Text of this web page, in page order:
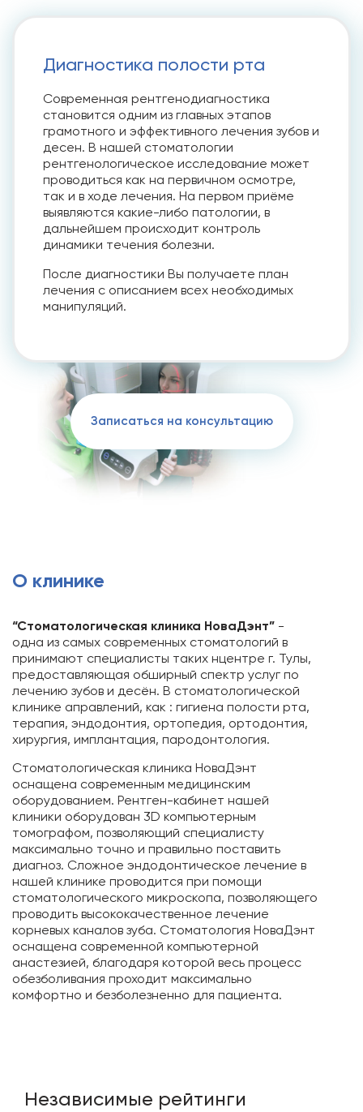
Диагностика полости рта
Современная рентгенодиагностика
становится одним из главных этапов
грамотного и эффективного лечения зубов и
десен. В нашей стоматологии
рентгенологическое исследование может
проводиться как на первичном осмотре,
так и в ходе лечения. На первом приёме
выявляются какие-либо патологии, в
дальнейшем происходит контроль
динамики течения болезни.
После диагностики Вы получаете план
лечения с описанием всех необходимых
манипуляций.
Записаться на консультацию
О клинике
“Cтоматологическая клиника НоваДэнт” -
одна из самых современных стоматологий в
принимают специалисты таких нцентре г. Тулы,
предоставляющая обширный спектр услуг по
лечению зубов и десён. В стоматологической
клинике аправлений, как : гигиена полости рта,
терапия, эндодонтия, ортопедия, ортодонтия,
хирургия, имплантация, пародонтология.
Стоматологическая клиника НоваДэнт
оснащена современным медицинским
оборудованием. Рентген-кабинет нашей
клиники оборудован 3D компьютерным
томографом, позволяющий специалисту
максимально точно и правильно поставить
диагноз. Сложное эндодонтическое лечение в
нашей клинике проводится при помощи
стоматологического микроскопа, позволяющего
проводить высококачественное лечение
корневых каналов зуба. Cтоматология НоваДэнт
оснащена современной компьютерной
анастезией, благодаря которой весь процесс
обезболивания проходит максимально
комфортно и безболезненно для пациента.
Независимые рейтинги